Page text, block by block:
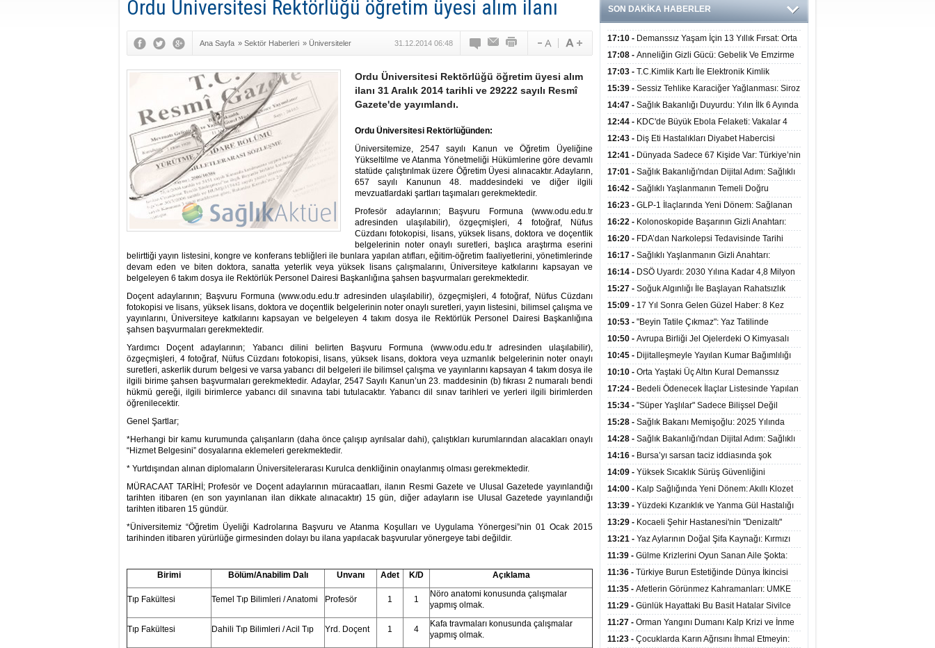
Ordu Üniversitesi Rektörlüğü öğretim üyesi alım ilanı
Ana Sayfa » Sektör Haberleri » Üniversiteler 31.12.2014 06:48
Ordu Üniversitesi Rektörlüğü öğretim üyesi alım
ilanı 31 Aralık 2014 tarihli ve 29222 sayılı Resmî
Gazete'de yayımlandı.
Ordu Üniversitesi Rektörlüğünden:
Üniversitemize, 2547 sayılı Kanun ve Öğretim Üyeliğine
Yükseltilme ve Atanma Yönetmeliği Hükümlerine göre devamlı
statüde çalıştırılmak üzere Öğretim Üyesi alınacaktır. Adayların,
657 sayılı Kanunun 48. maddesindeki ve diğer ilgili
mevzuatlardaki şartları taşımaları gerekmektedir.
Profesör adaylarının; Başvuru Formuna (www.odu.edu.tr
adresinden ulaşılabilir), özgeçmişleri, 4 fotoğraf, Nüfus
Cüzdanı fotokopisi, lisans, yüksek lisans, doktora ve doçentlik
belgelerinin noter onaylı suretleri, başlıca araştırma eserini
belirttiği yayın listesini, kongre ve konferans tebliğleri ile bunlara yapılan atıfları, eğitim-öğretim faaliyetlerini, yönetimlerinde
devam eden ve biten doktora, sanatta yeterlik veya yüksek lisans çalışmalarını, Üniversiteye katkılarını kapsayan ve
belgeleyen 6 takım dosya ile Rektörlük Personel Dairesi Başkanlığına şahsen başvurmaları gerekmektedir.
Doçent adaylarının; Başvuru Formuna (www.odu.edu.tr adresinden ulaşılabilir), özgeçmişleri, 4 fotoğraf, Nüfus Cüzdanı
fotokopisi ve lisans, yüksek lisans, doktora ve doçentlik belgelerinin noter onaylı suretleri, yayın listesini, bilimsel çalışma ve
yayınlarını, Üniversiteye katkılarını kapsayan ve belgeleyen 4 takım dosya ile Rektörlük Personel Dairesi Başkanlığına
şahsen başvurmaları gerekmektedir.
Yardımcı Doçent adaylarının; Yabancı dilini belirten Başvuru Formuna (www.odu.edu.tr adresinden ulaşılabilir),
özgeçmişleri, 4 fotoğraf, Nüfus Cüzdanı fotokopisi, lisans, yüksek lisans, doktora veya uzmanlık belgelerinin noter onaylı
suretleri, askerlik durum belgesi ve varsa yabancı dil belgeleri ile bilimsel çalışma ve yayınlarını kapsayan 4 takım dosya ile
ilgili birime şahsen başvurmaları gerekmektedir. Adaylar, 2547 Sayılı Kanun’un 23. maddesinin (b) fıkrası 2 numaralı bendi
hükmü gereği, ilgili birimlerce yabancı dil sınavına tabi tutulacaktır. Yabancı dil sınav tarihleri ve yerleri ilgili birimlerden
öğrenilecektir.
Genel Şartlar;
*Herhangi bir kamu kurumunda çalışanların (daha önce çalışıp ayrılsalar dahi), çalıştıkları kurumlarından alacakları onaylı
“Hizmet Belgesini” dosyalarına eklemeleri gerekmektedir.
* Yurtdışından alınan diplomaların Üniversitelerarası Kurulca denkliğinin onaylanmış olması gerekmektedir.
MÜRACAAT TARİHİ; Profesör ve Doçent adaylarının müracaatları, ilanın Resmi Gazete ve Ulusal Gazetede yayınlandığı
tarihten itibaren (en son yayınlanan ilan dikkate alınacaktır) 15 gün, diğer adayların ise Ulusal Gazetede yayınlandığı
tarihten itibaren 15 gündür.
*Üniversitemiz “Öğretim Üyeliği Kadrolarına Başvuru ve Atanma Koşulları ve Uygulama Yönergesi”nin 01 Ocak 2015
tarihinden itibaren yürürlüğe girmesinden dolayı bu ilana yapılacak başvurular yönergeye tabi değildir.
Birimi Bölüm/Anabilim Dalı Unvanı Adet K/D Açıklama
Tıp Fakültesi Temel Tıp Bilimleri / Anatomi Profesör 1 1
Nöro anatomi konusunda çalışmalar
yapmış olmak.
Tıp Fakültesi Dahili Tıp Bilimleri / Acil Tıp Yrd. Doçent 1 4
Kafa travmaları konusunda çalışmalar
yapmış olmak.
SON DAKİKA HABERLER
17:10 - Demanssız Yaşam İçin 13 Yıllık Fırsat: Orta
Yaştaki Yaşam Tarzı Beyin Sağlığını Belirliyor
17:08 - Anneliğin Gizli Gücü: Gebelik Ve Emzirme
Biyolojik Dayanıklılığı Artırabilir Mi?
17:03 - T.C.Kimlik Kartı İle Elektronik Kimlik
Doğrulama Yöntemi (Biyometrik Kimlik Doğrulama
Sistemi) 07.08.2026
15:39 - Sessiz Tehlike Karaciğer Yağlanması: Siroz
Ve Kalp Krizine Davetiye Çıkarıyor!
14:47 - Sağlık Bakanlığı Duyurdu: Yılın İlk 6 Ayında
10 Binden Fazla Hasta Hiperbarik Oksijen Tedavisi
Aldı
12:44 - KDC'de Büyük Ebola Felaketi: Vakalar 4
Bini Aştı, Virüste Mutasyon Şüphesi!
12:43 - Diş Eti Hastalıkları Diyabet Habercisi
Olabilir: Ağız Sağlığı Ve Şeker Arasındaki Çift Yönlü
Bağ Kanıtlandı
12:41 - Dünyada Sadece 67 Kişide Var: Türkiye’nin
İlk Bundgaard Sendromu Vakası Diyarbakır’da
Teşhis Edildi
17:01 - Sağlık Bakanlığı'ndan Dijital Adım: Sağlıklı
Hayat Merkezlerinde Uzaktan Danışmanlık Dönemi
Başladı
16:42 - Sağlıklı Yaşlanmanın Temeli Doğru
Beslenmeden Geçiyor: İleri Yaşta Hangi Besin
Öğelerine İhtiyaç Duyuluyor?
16:23 - GLP-1 İlaçlarında Yeni Dönem: Sağlanan
Faydalar Yalnızca Kilo Kaybıyla Sınırlı Değil
16:22 - Kolonoskopide Başarının Gizli Anahtarı:
Yetersiz Bağırsak Temizliği Poliplerin Gözden
Kaçmasına Neden Oluyor
16:20 - FDA’dan Narkolepsi Tedavisinde Tarihi
Onay: Oreksin Sistemini Hedefleyen İlk İlaç
Kullanıma Sunuldu
16:17 - Sağlıklı Yaşlanmanın Gizli Anahtarı:
Düzenli Kuvvet Antrenmanı Kas Ve Kemik Sağlığını
Koruyor
16:14 - DSÖ Uyardı: 2030 Yılına Kadar 4,8 Milyon
Hemşire ve Ebe Açığı Oluşabilir
15:27 - Soğuk Algınlığı İle Başlayan Rahatsızlık
Karaciğer Yetmezliği Çıktı: 17 Yıl Sonra Nakille
Hayata Tutundu
15:09 - 17 Yıl Sonra Gelen Güzel Haber: 8 Kez
Reddedilen Hastaya 9'uncu Çağrıda Nakil Yapıldı
10:53 - "Beyin Tatile Çıkmaz": Yaz Tatilinde
Öğrenilenlerin Yüzde 39'u Unutulabiliyor
10:50 - Avrupa Birliği Jel Ojelerdeki O Kimyasalı
Yasakladı: Kısırlık ve Alerji Riski Uyarısı
10:45 - Dijitalleşmeyle Yayılan Kumar Bağımlılığı
Beyni ve Aileyi Yıkıma Uğratıyor
10:10 - Orta Yaştaki Üç Altın Kural Demanssız
Yaşamı 13 Yıl Uzatabiliyor
17:24 - Bedeli Ödenecek İlaçlar Listesinde Yapılan
Düzenlemeler Hakkında Duyuru 2026/30
15:34 - "Süper Yaşlılar" Sadece Bilişsel Değil
Fiziksel Olarak da Daha Sağlıklı Yaşıyor
15:28 - Sağlık Bakanı Memişoğlu: 2025 Yılında
300 Bini Aşkın Kişiye Emzirme Eğitimi Verildi
14:28 - Sağlık Bakanlığı'ndan Dijital Adım: Sağlıklı
Hayat Merkezlerinde Uzaktan Sağlık Hizmeti
Başladı
14:16 - Bursa’yı sarsan taciz iddiasında şok
gelişme!
14:09 - Yüksek Sıcaklık Sürüş Güvenliğini
Düşürüyor: 40 Derecede Güvenli Sürüş Süresi 53
Dakikaya İniyor
14:00 - Kalp Sağlığında Yeni Dönem: Akıllı Klozet
Kapağı 30 Saniyede Ritim Bozukluğunu Tespit
Ediyor
13:39 - Yüzdeki Kızarıklık ve Yanma Gül Hastalığı
(Rozasea) Belirtisi Olabilir
13:29 - Kocaeli Şehir Hastanesi'nin "Denizaltı"
Görünümlü Ünitesi Hastalara Umut Oluyor
13:21 - Yaz Aylarının Doğal Şifa Kaynağı: Kırmızı
Meyveler Bağışıklığı ve Kalbi Koruyor
11:39 - Gülme Krizlerini Oyun Sanan Aile Şokta:
3,5 Yaşındaki Çocuk 8 Kez Felç Geçirdi
11:36 - Türkiye Burun Estetiğinde Dünya İkincisi
Oldu
11:35 - Afetlerin Görünmez Kahramanları: UMKE
Dev Kadrosuyla Görev Başında
11:29 - Günlük Hayattaki Bu Basit Hatalar Sivilce
Oluşumunu Tetikliyor
11:27 - Orman Yangını Dumanı Kalp Krizi ve İnme
Riskini Artırıyor
11:23 - Çocuklarda Karın Ağrısını İhmal Etmeyin: